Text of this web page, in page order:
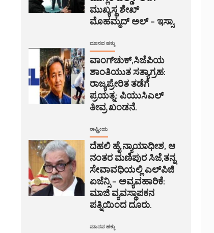
ಮುಖ್ಯಸ್ಥ ಶೇಖ್
ಮೊಹಮ್ಮದ್ ಅಲ್ – ಇಸ್ಸಾ.
ಮಾನವ ಹಕ್ಕು
ವಾಂಗ್‌ಚುಕ್,ಸಿಜೆಪಿಯ
ಶಾಂತಿಯುತ ಸತ್ಯಾಗ್ರಹ:
ರಾಜ್ಯಪ್ರೇರಿತ ತಡೆಗೆ
ಪ್ರಯತ್ನ: ಪಿಯುಸಿಎಲ್
ತೀವ್ರ ಖಂಡನೆ.
ರಾಷ್ಟ್ರೀಯ
ದೆಹಲಿ ಹೈ ನ್ಯಾಯಾಧೀಶ, ಆ
ನಂತರ ಮಣಿಪುರ ಸಿಜೆ,ತನ್ನ
ಸೇವಾವಧಿಯಲ್ಲಿ ಎಲ್‌ಪಿಜಿ
ಏಜೆನ್ಸಿ – ಅವ್ಯವಹಾರಿಕೆ:
ಮಾಜಿ ವ್ಯವಸ್ಥಾಪಕನ
ಪತ್ನಿಯಿಂದ ದೂರು.
ಮಾನವ ಹಕ್ಕು